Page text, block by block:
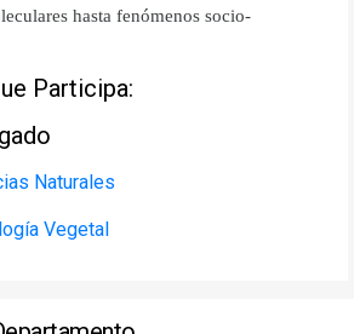
hasta fenómenos socio-
Participa:
Naturales
Vegetal